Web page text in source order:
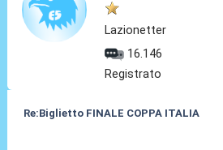
Lazionetter
16.146
Registrato
Re:Biglietto FINALE COPPA ITALIA